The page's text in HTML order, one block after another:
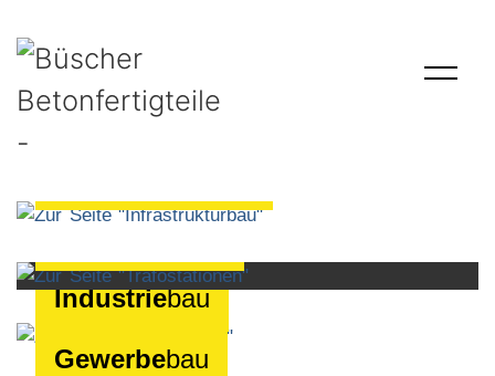
Industriebau
Gewerbebau